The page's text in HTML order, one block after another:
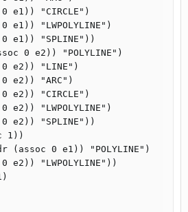
e1)) "CIRCLE")
"LWPOLYLINE")
e1)) "SPLINE"))
0 e2)) "POLYLINE")
e2)) "LINE")
e2)) "ARC")
e2)) "CIRCLE")
"LWPOLYLINE")
e2)) "SPLINE"))
1))
0 e1)) "POLYLINE")
e2)) "LWPOLYLINE"))